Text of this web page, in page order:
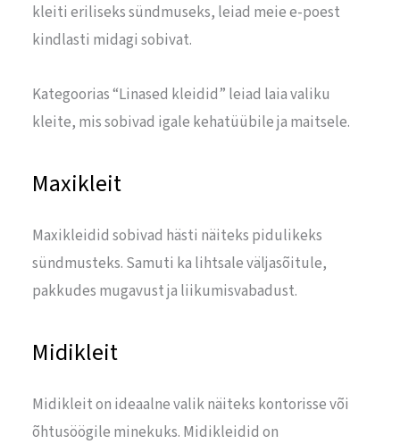
kleiti eriliseks sündmuseks, leiad meie e-poest
kindlasti midagi sobivat.
Kategoorias “Linased kleidid” leiad laia valiku
kleite, mis sobivad igale kehatüübile ja maitsele.
Maxikleit
Maxikleidid sobivad hästi näiteks pidulikeks
sündmusteks. Samuti ka lihtsale väljasõitule,
pakkudes mugavust ja liikumisvabadust.
Midikleit
Midikleit on ideaalne valik näiteks kontorisse või
õhtusöögile minekuks. Midikleidid on